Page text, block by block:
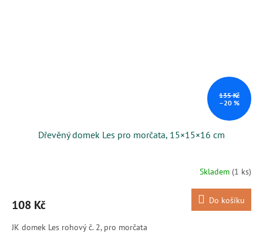
135 Kč
–20 %
Dřevěný domek Les pro morčata, 15×15×16 cm
Skladem (1 ks)
108 Kč Do košíku
JK domek Les rohový č. 2, pro morčata